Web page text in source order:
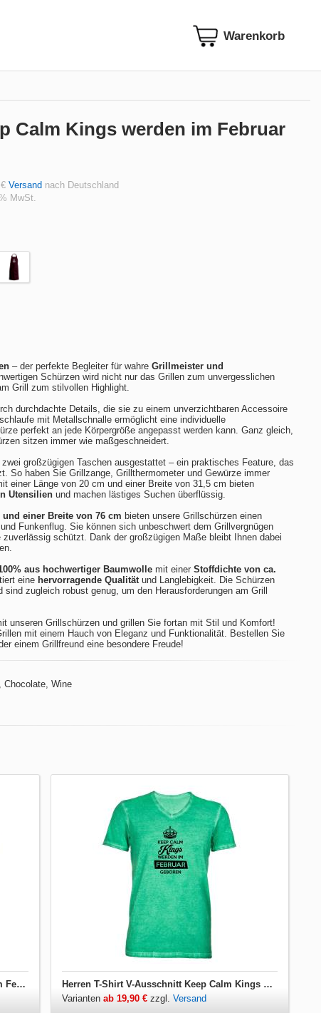
Calm Kings werden im Februar
Versand nach Deutschland
MwSt.
– der perfekte Begleiter für wahre Grillmeister und
Schürzen wird nicht nur das Grillen zum unvergesslichen
Grill zum stilvollen Highlight.
durchdachte Details, die sie zu einem unverzichtbaren Accessoire
mit Metallschnalle ermöglicht eine individuelle
perfekt an jede Körpergröße angepasst werden kann. Ganz gleich,
sitzen immer wie maßgeschneidert.
großzügigen Taschen ausgestattet – ein praktisches Feature, das
So haben Sie Grillzange, Grillthermometer und Gewürze immer
einer Länge von 20 cm und einer Breite von 31,5 cm bieten
Utensilien und machen lästiges Suchen überflüssig.
einer Breite von 76 cm bieten unsere Grillschürzen einen
Funkenflug. Sie können sich unbeschwert dem Grillvergnügen
zuverlässig schützt. Dank der großzügigen Maße bleibt Ihnen dabei
aus hochwertiger Baumwolle mit einer Stoffdichte von ca.
eine hervorragende Qualität und Langlebigkeit. Die Schürzen
zugleich robust genug, um den Herausforderungen am Grill
unseren Grillschürzen und grillen Sie fortan mit Stil und Komfort!
mit einem Hauch von Eleganz und Funktionalität. Bestellen Sie
einem Grillfreund eine besondere Freude!
Chocolate, Wine
Herren T-Shirt Keep Calm Kings werden im Februar geboren
Herren T-Shirt V-Ausschnitt Keep Calm Kings werden im Februar geboren
Variantenab 19,90 € zzgl.Versand